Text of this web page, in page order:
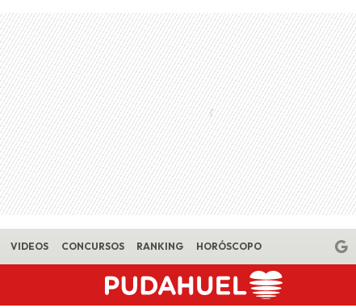
VIDEOS CONCURSOS RANKING HORÓSCOPO